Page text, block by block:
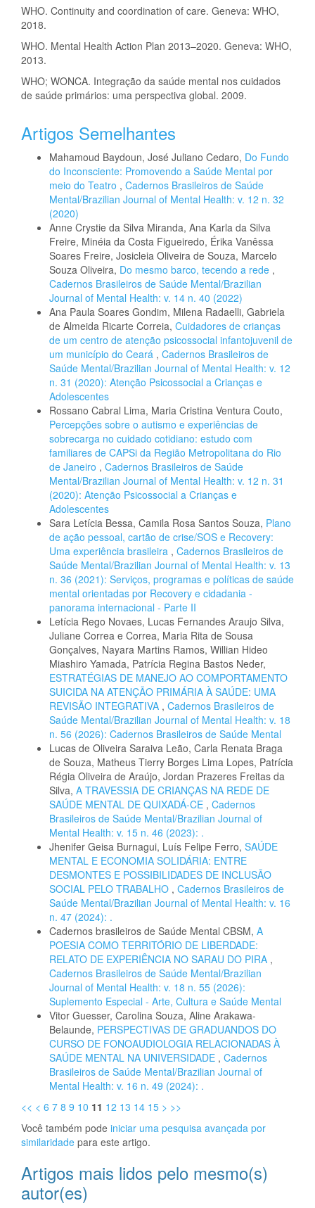
WHO. Continuity and coordination of care. Geneva: WHO,
2018.
WHO. Mental Health Action Plan 2013–2020. Geneva: WHO,
2013.
WHO; WONCA. Integração da saúde mental nos cuidados
de saúde primários: uma perspectiva global. 2009.
Artigos Semelhantes
Mahamoud Baydoun, José Juliano Cedaro, Do Fundo
do Inconsciente: Promovendo a Saúde Mental por
meio do Teatro , Cadernos Brasileiros de Saúde
Mental/Brazilian Journal of Mental Health: v. 12 n. 32
(2020)
Anne Crystie da Silva Miranda, Ana Karla da Silva
Freire, Minéia da Costa Figueiredo, Érika Vanêssa
Soares Freire, Josicleia Oliveira de Souza, Marcelo
Souza Oliveira, Do mesmo barco, tecendo a rede ,
Cadernos Brasileiros de Saúde Mental/Brazilian
Journal of Mental Health: v. 14 n. 40 (2022)
Ana Paula Soares Gondim, Milena Radaelli, Gabriela
de Almeida Ricarte Correia, Cuidadores de crianças
de um centro de atenção psicossocial infantojuvenil de
um município do Ceará , Cadernos Brasileiros de
Saúde Mental/Brazilian Journal of Mental Health: v. 12
n. 31 (2020): Atenção Psicossocial a Crianças e
Adolescentes
Rossano Cabral Lima, Maria Cristina Ventura Couto,
Percepções sobre o autismo e experiências de
sobrecarga no cuidado cotidiano: estudo com
familiares de CAPSi da Região Metropolitana do Rio
de Janeiro , Cadernos Brasileiros de Saúde
Mental/Brazilian Journal of Mental Health: v. 12 n. 31
(2020): Atenção Psicossocial a Crianças e
Adolescentes
Sara Letícia Bessa, Camila Rosa Santos Souza, Plano
de ação pessoal, cartão de crise/SOS e Recovery:
Uma experiência brasileira , Cadernos Brasileiros de
Saúde Mental/Brazilian Journal of Mental Health: v. 13
n. 36 (2021): Serviços, programas e políticas de saúde
mental orientadas por Recovery e cidadania -
panorama internacional - Parte II
Letícia Rego Novaes, Lucas Fernandes Araujo Silva,
Juliane Correa e Correa, Maria Rita de Sousa
Gonçalves, Nayara Martins Ramos, Willian Hideo
Miashiro Yamada, Patrícia Regina Bastos Neder,
ESTRATÉGIAS DE MANEJO AO COMPORTAMENTO
SUICIDA NA ATENÇÃO PRIMÁRIA À SAÚDE: UMA
REVISÃO INTEGRATIVA , Cadernos Brasileiros de
Saúde Mental/Brazilian Journal of Mental Health: v. 18
n. 56 (2026): Cadernos Brasileiros de Saúde Mental
Lucas de Oliveira Saraiva Leão, Carla Renata Braga
de Souza, Matheus Tierry Borges Lima Lopes, Patrícia
Régia Oliveira de Araújo, Jordan Prazeres Freitas da
Silva, A TRAVESSIA DE CRIANÇAS NA REDE DE
SAÚDE MENTAL DE QUIXADÁ-CE , Cadernos
Brasileiros de Saúde Mental/Brazilian Journal of
Mental Health: v. 15 n. 46 (2023): .
Jhenifer Geisa Burnagui, Luís Felipe Ferro, SAÚDE
MENTAL E ECONOMIA SOLIDÁRIA: ENTRE
DESMONTES E POSSIBILIDADES DE INCLUSÃO
SOCIAL PELO TRABALHO , Cadernos Brasileiros de
Saúde Mental/Brazilian Journal of Mental Health: v. 16
n. 47 (2024): .
Cadernos brasileiros de Saúde Mental CBSM, A
POESIA COMO TERRITÓRIO DE LIBERDADE:
RELATO DE EXPERIÊNCIA NO SARAU DO PIRA ,
Cadernos Brasileiros de Saúde Mental/Brazilian
Journal of Mental Health: v. 18 n. 55 (2026):
Suplemento Especial - Arte, Cultura e Saúde Mental
Vitor Guesser, Carolina Souza, Aline Arakawa-
Belaunde, PERSPECTIVAS DE GRADUANDOS DO
CURSO DE FONOAUDIOLOGIA RELACIONADAS À
SAÚDE MENTAL NA UNIVERSIDADE , Cadernos
Brasileiros de Saúde Mental/Brazilian Journal of
Mental Health: v. 16 n. 49 (2024): .
<< < 6 7 8 9 10 11 12 13 14 15 > >>
Você também pode iniciar uma pesquisa avançada por
similaridade para este artigo.
Artigos mais lidos pelo mesmo(s)
autor(es)